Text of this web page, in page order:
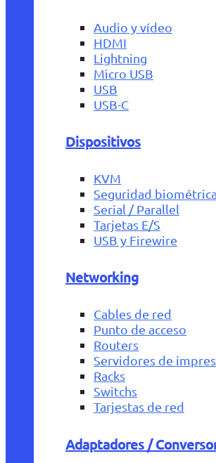
Audio y vídeo
HDMI
Lightning
Micro USB
USB
USB-C
Dispositivos
KVM
Seguridad biométrica
Serial / Parallel
Tarjetas E/S
USB y Firewire
Networking
Cables de red
Punto de acceso
Routers
Servidores de
Racks
Switchs
Tarjestas de red
Adaptadores /